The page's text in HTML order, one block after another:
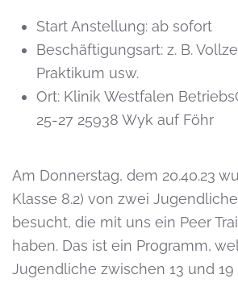
Start Anstellung: ab sofort
Beschäftigungsart: z. B.
Praktikum usw.
Ort: Klinik Westfalen
25-27 25938 Wyk auf Föhr
Am Donnerstag, dem 20.40.23
Klasse 8.2) von zwei
besucht, die mit uns ein Peer
haben. Das ist ein Programm,
Jugendliche zwischen 13 und